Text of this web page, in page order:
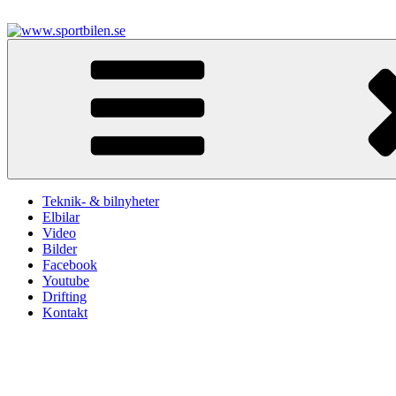
till
innehåll
www.sportbilen.se
Teknik- & bilnyheter
Elbilar
Video
Bilder
Facebook
Youtube
Drifting
Kontakt